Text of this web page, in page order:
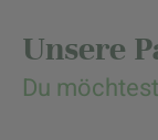
Unsere
Du